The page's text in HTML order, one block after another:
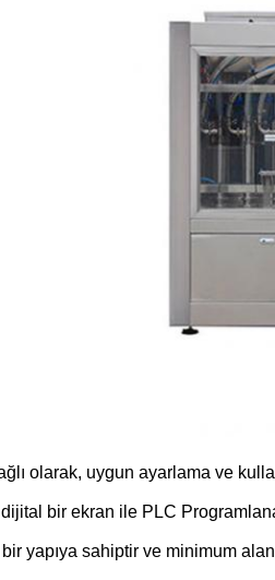
olarak, uygun ayarlama ve
bir ekran ile PLC
yapıya sahiptir ve minimum